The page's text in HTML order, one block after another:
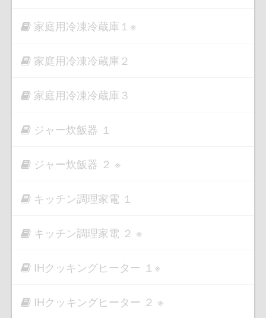
家庭用冷凍冷蔵庫１※
家庭用冷凍冷蔵庫２
家庭用冷凍冷蔵庫３
ジャー炊飯器 １
ジャー炊飯器 ２ ※
キッチン調理家電 １
キッチン調理家電 ２ ※
IHクッキングヒーター １※
IHクッキングヒーター ２ ※